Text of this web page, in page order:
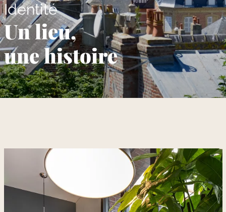
Identité
Un lieu,
une histoire